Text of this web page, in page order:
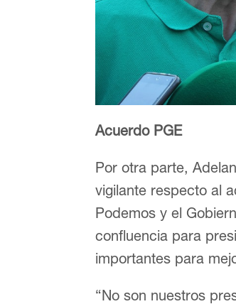
Acuerdo PGE
Por otra parte,
vigilante respecto al
Podemos y el
confluencia para
importantes para
“No son nuestros